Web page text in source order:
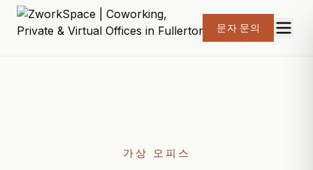
문자 문의
가상 오피스